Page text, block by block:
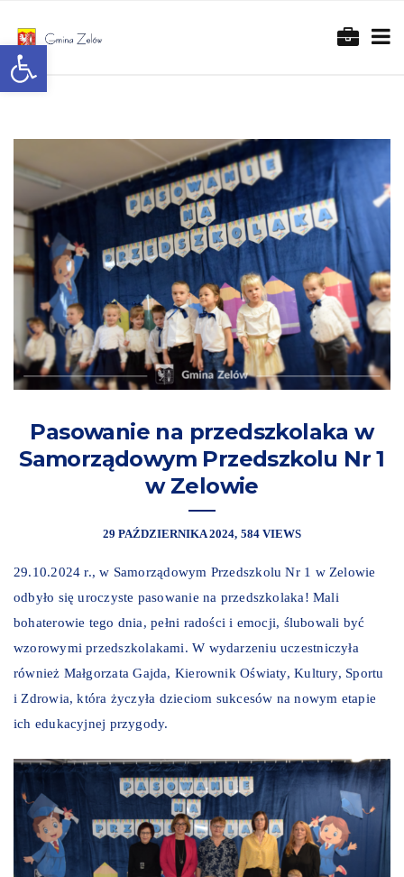
Otwórz pasek narzędzi
Pasowanie na przedszkolaka w
Samorządowym Przedszkolu Nr 1
w Zelowie
29 PAŹDZIERNIKA 2024 584 VIEWS
29.10.2024 r., w Samorządowym Przedszkolu Nr 1 w Zelowie
odbyło się uroczyste pasowanie na przedszkolaka! Mali
bohaterowie tego dnia, pełni radości i emocji, ślubowali być
wzorowymi przedszkolakami. W wydarzeniu uczestniczyła
również Małgorzata Gajda, Kierownik Oświaty, Kultury, Sportu
i Zdrowia, która życzyła dzieciom sukcesów na nowym etapie
ich edukacyjnej przygody.